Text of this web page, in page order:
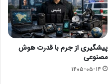
پیشگیری از جرم با قدرت هوش
مصنوعی
۱۴۰۵-۰۵-۱۴